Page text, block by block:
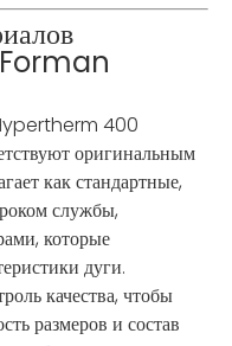
400
оригинальным
как стандартные,
службы,
которые
дуги.
качества, чтобы
размеров и состав